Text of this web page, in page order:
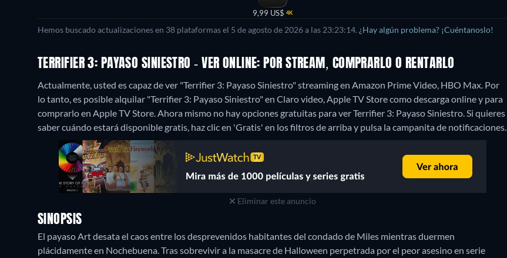
9,99 US$ 4K
Hemos buscado actualizaciones en 38 plataformas el 5 de agosto de 2026 a las 23:23:14. ¿Hay algún problema? ¡Cuéntanoslo!
TERRIFIER 3: PAYASO SINIESTRO - VER ONLINE: POR STREAM, COMPRARLO O RENTARLO
Actualmente, usted es capaz de ver "Terrifier 3: Payaso Siniestro" streaming en Amazon Prime Video, HBO Max. Por
lo tanto, es posible alquilar "Terrifier 3: Payaso Siniestro" en Claro video, Apple TV Store como descarga online y para
comprarlo en Apple TV Store.Ahora mismo no hay opciones gratuitas para ver Terrifier 3: Payaso Siniestro. Si quieres
saber cuándo estará disponible gratis, haz clic en 'Gratis' en los filtros de arriba y pulsa la campanita de notificaciones.
Eliminar este anuncio
SINOPSIS
El payaso Art desata el caos entre los desprevenidos habitantes del condado de Miles mientras duermen
plácidamente en Nochebuena. Tras sobrevivir a la masacre de Halloween perpetrada por el peor asesino en serie